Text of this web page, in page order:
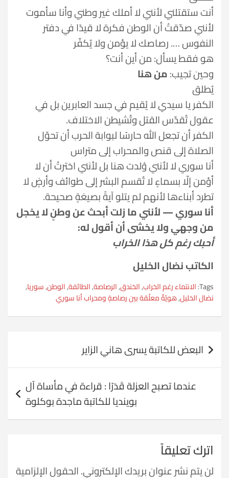
أنت ستقتلني لأنني لا أملك غير وطني وأنا سأموت
لأنني صدّقتُ أن الوطن فكرة لا قيدًا في دفتر
النفوس …. رصاصك لا يؤمن ولا يُكفّر
هو فقط يسأل: من أين أنت؟
وحين تجيب:من هنا
يُطلق
الكفر يا سيدي لا يُقيم في جسد العابرين بل في
عقول تُقدّس القتل وتُشيطن الاختلاف.
الكفر أن تجعل الله حارسًا لبوابة الحرب أن تحوّل
الصلاة إلى قنص والمحراب إلى متراس
أنا سوري لا لأنني وُلدت هنا بل لأنني اخترتُ أن لا
أؤمن إلّا بسماءٍ لا تُقسم البشر إلى طوائف وأرضٍ لا
تطرد أبناءها لأنهم لم يتلو آيةً بصيغةٍ صحيحة.
أنا سوري — لأنني ما زلت أبحث عن وطنٍ لا يخجل
من وجهي ولا يخشى أن أقول له:
أحبك رغم كل هذا الخراب
الكاتب نضال الخليل
Tags: الانتماء رغم الخراب,الخندق,الرصاصة,الطائفة,الوطن,سوريا,
نضال الخليل,هويّةٌ معلّقة بين رصاصةٍ ومحراب أنا سوري
المقالات
البعض للكاتبة يسرى هاني الزاير
عندما تصبح العزلة قَدَرًا : قراءة في مأساة آل
بوينديا للكاتبة ماجدة بوكلوة
اترك تعليقاً
لن يتم نشر عنوان بريدك الإلكتروني.الحقول الإلزامية